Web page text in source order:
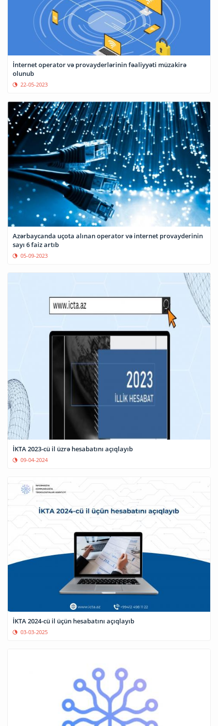
İnternet operator və provayderlərinin fəaliyyəti müzakirə
olunub
22-05-2023
Azərbaycanda uçota alınan operator və internet provayderinin
sayı 6 faiz artıb
05-09-2023
İKTA 2023-cü il üzrə hesabatını açıqlayıb
09-04-2024
İKTA 2024-cü il üçün hesabatını açıqlayıb
03-03-2025